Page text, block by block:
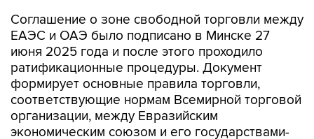
Соглашение о зоне свободной торговли между
ЕАЭС и ОАЭ было подписано в Минске 27
июня 2025 года и после этого проходило
ратификационные процедуры. Документ
формирует основные правила торговли,
соответствующие нормам Всемирной торговой
организации, между Евразийским
экономическим союзом и его государствами-